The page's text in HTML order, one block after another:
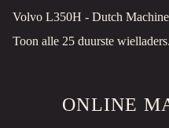
Volvo L350H - Dutch
Toon alle 25 duurste
ONLINE